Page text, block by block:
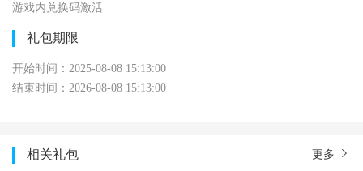
游戏内兑换码激活
礼包期限
开始时间：2025-08-08 15:13:00
结束时间：2026-08-08 15:13:00
相关礼包 更多